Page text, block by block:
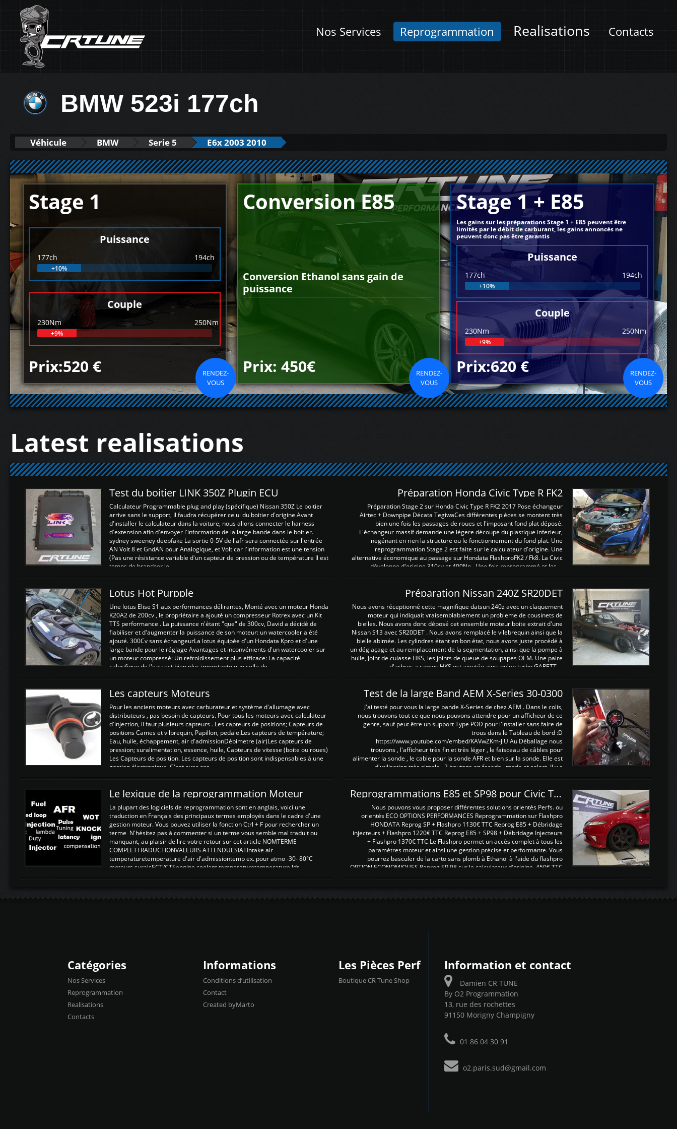
Nos Services Reprogrammation Realisations Contacts
BMW 523i 177ch
Véhicule BMW Serie 5 E6x 2003 2010
Stage 1
Puissance
177ch 194ch
+10%
Couple
230Nm 250Nm
+9%
Prix:520 €
RENDEZ-
VOUS
Conversion E85
Conversion Ethanol sans gain de
puissance
Prix: 450€
RENDEZ-
VOUS
Stage 1 + E85
Les gains sur les préparations Stage 1 + E85 peuvent être
limités par le débit de carburant, les gains annoncés ne
peuvent donc pas être garantis
Puissance
177ch 194ch
+10%
Couple
230Nm 250Nm
+9%
Prix:620 €
RENDEZ-
VOUS
Latest realisations
Test du boitier LINK 350Z Plugin ECU
Calculateur Programmable plug and play (spécifique) Nissan 350Z Le boitier
arrive sans le support, Il faudra récupérer celui du boitier d'origine Avant
d'installer le calculateur dans la voiture, nous allons connecter le harness
d'extension afin d'envoyer l'information de la large bande dans le boitier.
sydney sweeney deepfake La sortie 0-5V de l'afr sera connectée sur l'entrée
AN Volt 8 et GndAN pour Analogique, et Volt car l'information est une tension
(Pas une résistance variable d'un capteur de pression ou de température Il est
temps de brancher le ...
Préparation Honda Civic Type R FK2
Préparation Stage 2 sur Honda Civic Type R FK2 2017 Pose échangeur
Airtec + Downpipe Décata TegiwaCes différentes pièces se montent très
bien une fois les passages de roues et l'imposant fond plat déposé.
L'échangeur massif demande une légere découpe du plastique inferieur,
negénant en rien la structure ou le fonctionnement du fond plat. Une
reprogrammation Stage 2 est faite sur le calculateur d'origine. Une
alternative économique au passage sur Hondata FlashproFK2 / Fk8. La Civic
développe d'origine 310cv et 400Nn , Une fois reprogrammé et les ...
Lotus Hot Purpple
Une lotus Elise S1 aux performances délirantes, Monté avec un moteur Honda
K20A2 de 200cv , le propriétaire a ajouté un compresseur Rotrex avec un Kit
TTS performance . La puissance n'étant "que" de 300cv, David a décidé de
fiabiliser et d'augmenter la puissance de son moteur: un watercooler a été
ajouté. 300Cv sans échangeurLa lotus équipée d'un Hondata Kpro et d'une
large bande pour le réglage Avantages et inconvénients d'un watercooler sur
un moteur compressé: Un refroidissement plus efficace: La capacité
calorifique de l'eau est bien plus importante que celle de ...
Préparation Nissan 240Z SR20DET
Nous avons réceptionné cette magnifique datsun 240z avec un claquement
moteur qui indiquait vraisemblablement un probleme de cousinets de
bielles. Nous avons donc déposé cet ensemble moteur boite extrait d'une
Nissan S13 avec SR20DET . Nous avons remplacé le vilebrequin ainsi que la
bielle abimée. Les cylindres étant en bon état, nous avons juste procédé à
un déglaçage et au remplacement de la segmentation, ainsi que la pompe à
huile, Joint de culasse HKS, les joints de queue de soupapes OEM. Une paire
d'arbres a cames HKS est ajoutée ainsi qu'un turbo GARETT ...
Les capteurs Moteurs
Pour les anciens moteurs avec carburateur et système d'allumage avec
distributeurs , pas besoin de capteurs. Pour tous les moteurs avec calculateur
d'injection, il faut plusieurs capteurs . Les capteurs de positions; Capteurs de
positions Cames et vilbrequin, Papillon, pedale.Les capteurs de température;
Eau, huile, échappement, air d'admissionDébimetre (air)Les capteurs de
pression; suralimentation, essence, huile, Capteurs de vitesse (boite ou roues)
Les Capteurs de position. Les capteurs de position sont indispensables à une
gestion électronique. C'est avec ces ...
Test de la large Band AEM X-Series 30-0300
J'ai testé pour vous la large bande X-Series de chez AEM . Dans le colis,
nous trouvons tout ce que nous pouvons attendre pour un afficheur de ce
genre, sauf peut être un support Type POD pour l'installer sans faire de
trous dans le Tableau de bord :D
https://www.youtube.com/embed/KAVwZKm-JiU Au Déballage nous
trouvons , l'afficheur très fin et très léger , le faisceau de câbles pour
alimenter la sonde , le cable pour la sonde AFR et bien sur la sonde. Elle est
d'utilisation très simple , 2 boutons en façade , mode et select. Il y a
Le lexique de la reprogrammation Moteur
La plupart des logiciels de reprogrammation sont en anglais, voici une
traduction en Français des principaux termes employés dans le cadre d'une
gestion moteur. Vous pouvez utiliser la fonction Ctrl + F pour rechercher un
terme N'hésitez pas à commenter si un terme vous semble mal traduit ou
manquant, au plaisir de lire votre retour sur cet article NOMTERME
COMPLETTRADUCTIONVALEURS ATTENDUESIATIntake air
temperaturetemperature d'air d'admissiontemp ex. pour atmo -30- 80°C
moteurs suralsECT/CTSengine coolant temperaturetemperature ldr
Reprogrammations E85 et SP98 pour Civic Type R FN2
Nous pouvons vous proposer différentes solutions orientés Perfs. ou
orientés ECO OPTIONS PERFORMANCES Reprogrammation sur Flashpro
HONDATA Reprog SP + Flashpro 1130€ TTC Reprog E85 + Débridage
injecteurs + Flashpro 1220€ TTC Reprog E85 + SP98 + Débridage Injecteurs
+ Flashpro 1370€ TTC Le Flashpro permet un accès complet à tous les
paramètres moteur et ainsi une gestion précise et performante. Vous
pourrez basculer de la carto sans plomb à Ethanol à l'aide du flashpro
OPTION ECONOMIQUES Reprog SP 98 sur le calculateur d'origine 450€ TTC
Catégories
Nos Services
Reprogrammation
Realisations
Contacts
Informations
Conditions d’utilisation
Contact
Created byMarto
Les Pièces Perf
Boutique CR Tune Shop
Information et contact
Damien CR TUNE
By O2 Programmation
13, rue des rochettes
91150 Morigny Champigny
01 86 04 30 91
o2.paris.sud@gmail.com